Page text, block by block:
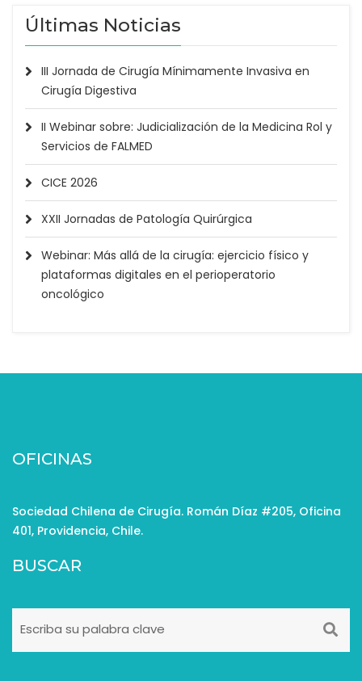
Últimas Noticias
III Jornada de Cirugía Mínimamente Invasiva en
Cirugía Digestiva
II Webinar sobre: Judicialización de la Medicina Rol y
Servicios de FALMED
CICE 2026
XXII Jornadas de Patología Quirúrgica
Webinar: Más allá de la cirugía: ejercicio físico y
plataformas digitales en el perioperatorio
oncológico
OFICINAS
Sociedad Chilena de Cirugía. Román Díaz #205, Oficina
401, Providencia, Chile.
BUSCAR